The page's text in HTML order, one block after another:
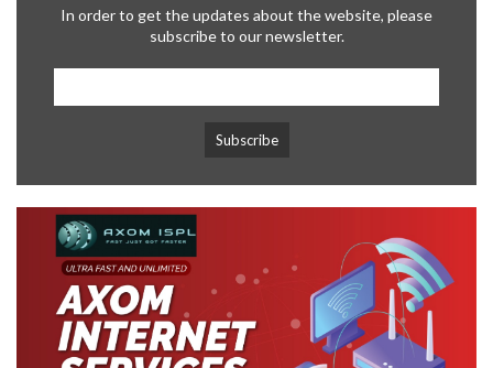
In order to get the updates about the website, please
subscribe to our newsletter.